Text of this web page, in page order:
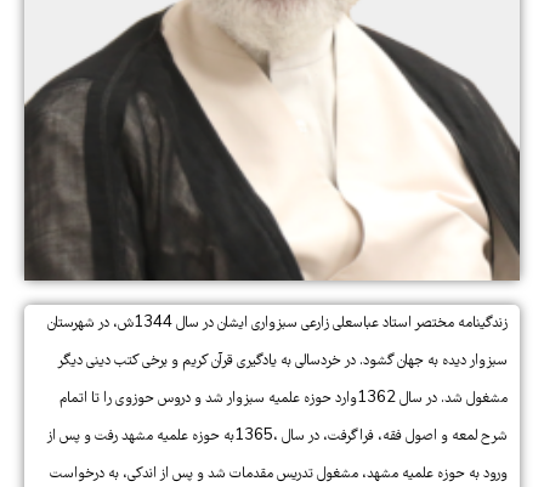
زندگینامه مختصر استاد عباسعلی زارعی سبزواری ایشان در سال 1344ش، در شهرستان
سبزوار دیده به جهان گشود. در خردسالی به یادگیری قرآن کریم و برخی کتب دینی دیگر
مشغول شد. در سال 1362وارد حوزه علمیه سبزوار شد و دروس حوزوى را تا اتمام
شرح لمعه و اصول فقه، فراگرفت، در سال ،1365به حوزه علمیه مشهد رفت و پس از
ورود به حوزه علمیه مشهد، مشغول تدریس مقدمات شد و پس از اندکى، به درخواست